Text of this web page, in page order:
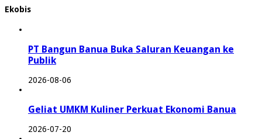
Ekobis
PT Bangun Banua Buka Saluran Keuangan ke
Publik
2026-08-06
Geliat UMKM Kuliner Perkuat Ekonomi Banua
2026-07-20